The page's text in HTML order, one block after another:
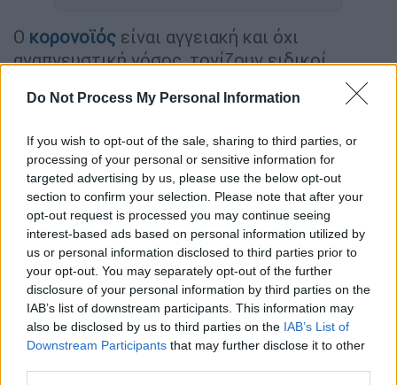
Do Not Process My Personal Information
If you wish to opt-out of the sale, sharing to third parties, or
processing of your personal or sensitive information for
targeted advertising by us, please use the below opt-out
section to confirm your selection. Please note that after your
opt-out request is processed you may continue seeing
interest-based ads based on personal information utilized by
us or personal information disclosed to third parties prior to
your opt-out. You may separately opt-out of the further
disclosure of your personal information by third parties on the
IAB’s list of downstream participants. This information may
also be disclosed by us to third parties on the IAB’s List of
Downstream Participants that may further disclose it to other
Ο κορονοϊός είναι αγγειακή και όχι
αναπνευστική νόσος, τονίζουν ειδικοί
Καλιφόρνια του Σαν Ντιέγκο και του
αφού διαπίστωσαν ότι ο ιός SARS-CoV-2
βλάπτει και επιτίθεται στο αγγειακό
σύστημα σε κυτταρικό επίπεδο.
Τα νέα ευρήματα που βοηθούν μάλιστα στην
εξήγηση του πλήθους των φαινομενικά
άσχετων επιπλοκών του COVID-19 και θα
μπορούσαν ενδεχομένως να επιτρέψουν την
ανάπτυξη νέων θεραπειών, δημοσιεύτηκαν
σε σχετική μελέτη στο αγγλικό περιοδικό
Circulation Research, όπως μεταδίδει η ΕΡΤ.